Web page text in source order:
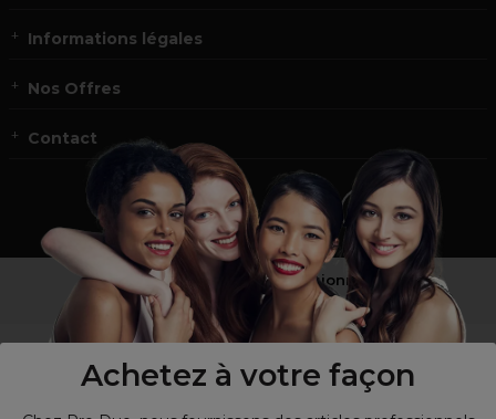
Achetez à votre façon
Informations légales
Nos Offres
Contact
Vous n’êtes pas un professionnel ?
Visitez notre site pourles particuliers !